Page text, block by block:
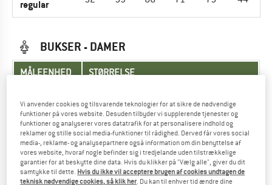
regular
BUKSER - DAMER
MÅLEENHED STØRRELSE
Talje (cm) 66 72 78 84 90 96
Hofte (cm) 90 96 102 108 114 120
Benlængde
(cm) -
73,5 75 76,5 78 79,5 81
Vi anvender cookies og tilsvarende teknologier for at sikre de nødvendige
funktioner på vores website. Desuden tilbyder vi supplerende tjenester og
funktioner og analyserer vores datatrafik for at personalisere indhold og
reklamer og stille social media-funktioner til rådighed. Derved får vores social
media-, reklame- og analysepartnere også information om din benyttelse af
vores website, hvoraf nogle befinder sig i tredjelande uden tilstrækkelige
garantier for at beskytte dine data. Hvis du klikker på "Vælg alle", giver du dit
samtykke til dette. Hvis du ikke vil acceptere brugen af cookies undtagen de
teknisk nødvendige cookies, så klik her. Du kan til enhver tid ændre dine